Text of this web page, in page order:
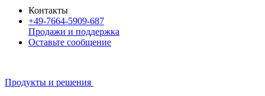
Контакты
+49-7664-5909-687
Продажи и поддержка
Оставьте сообщение
Продукты и решения